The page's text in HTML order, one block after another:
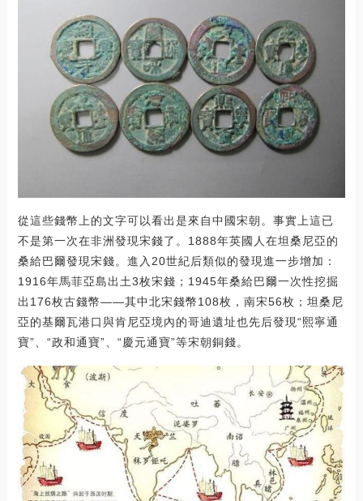
從這些錢幣上的文字可以看出是來自中國宋朝。事實上這已
不是第一次在非洲發現宋錢了。1888年英國人在坦桑尼亞的
桑給巴爾發現宋錢。進入20世紀后類似的發現進一步增加：
1916年馬菲亞島出土3枚宋錢；1945年桑給巴爾一次性挖掘
出176枚古錢幣——其中北宋錢幣108枚，南宋56枚；坦桑尼
亞的基爾瓦港口與肯尼亞境內的哥迪遺址也先后發現“熙寧通
寶”、“政和通寶”、“慶元通寶”等宋朝銅錢。